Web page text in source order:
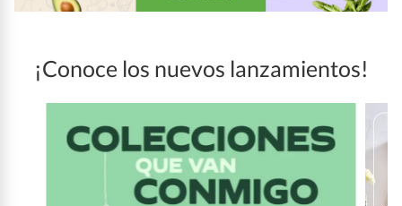
¡Conoce los nuevos lanzamientos!